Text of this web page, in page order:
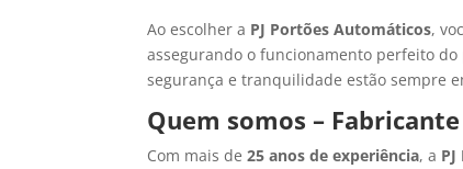
Ao escolher a PJ Portões Automáticos,
assegurando o funcionamento perfeito
segurança e tranquilidade estão sempre
Quem somos –
Com mais de25 anos de experiência, a